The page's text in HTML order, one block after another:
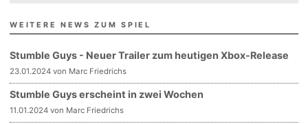
WEITERE NEWS ZUM SPIEL
Stumble Guys - Neuer Trailer zum heutigen Xbox-Release
23.01.2024 von Marc Friedrichs
Stumble Guys erscheint in zwei Wochen
11.01.2024 von Marc Friedrichs